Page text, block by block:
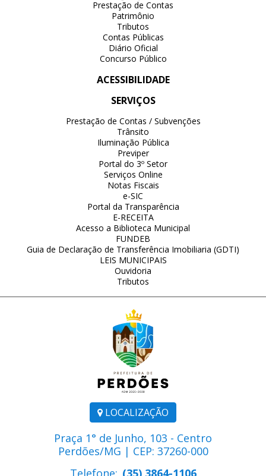
LOCALIZAÇÃO
Praça 1° de Junho, 103 - Centro
Perdões/MG | CEP: 37260-000
Telefone: (35) 3864-1106
Prestação de Contas
Patrimônio
Tributos
Contas Públicas
Diário Oficial
Concurso Público
ACESSIBILIDADE
SERVIÇOS
Prestação de Contas / Subvenções
Trânsito
Iluminação Pública
Previper
Portal do 3º Setor
Serviços Online
Notas Fiscais
e-SIC
Portal da Transparência
E-RECEITA
Acesso a Biblioteca Municipal
FUNDEB
Guia de Declaração de Transferência Imobiliaria (GDTI)
LEIS MUNICIPAIS
Ouvidoria
Tributos